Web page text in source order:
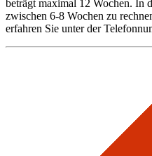
beträgt maximal 12 Wochen. In
zwischen 6-8 Wochen zu
erfahren Sie unter der